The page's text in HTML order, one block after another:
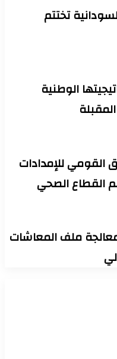
تختتم
الوطنية
القومي للإمدادات
القطاع الصحي
معالجة ملف المعاشات